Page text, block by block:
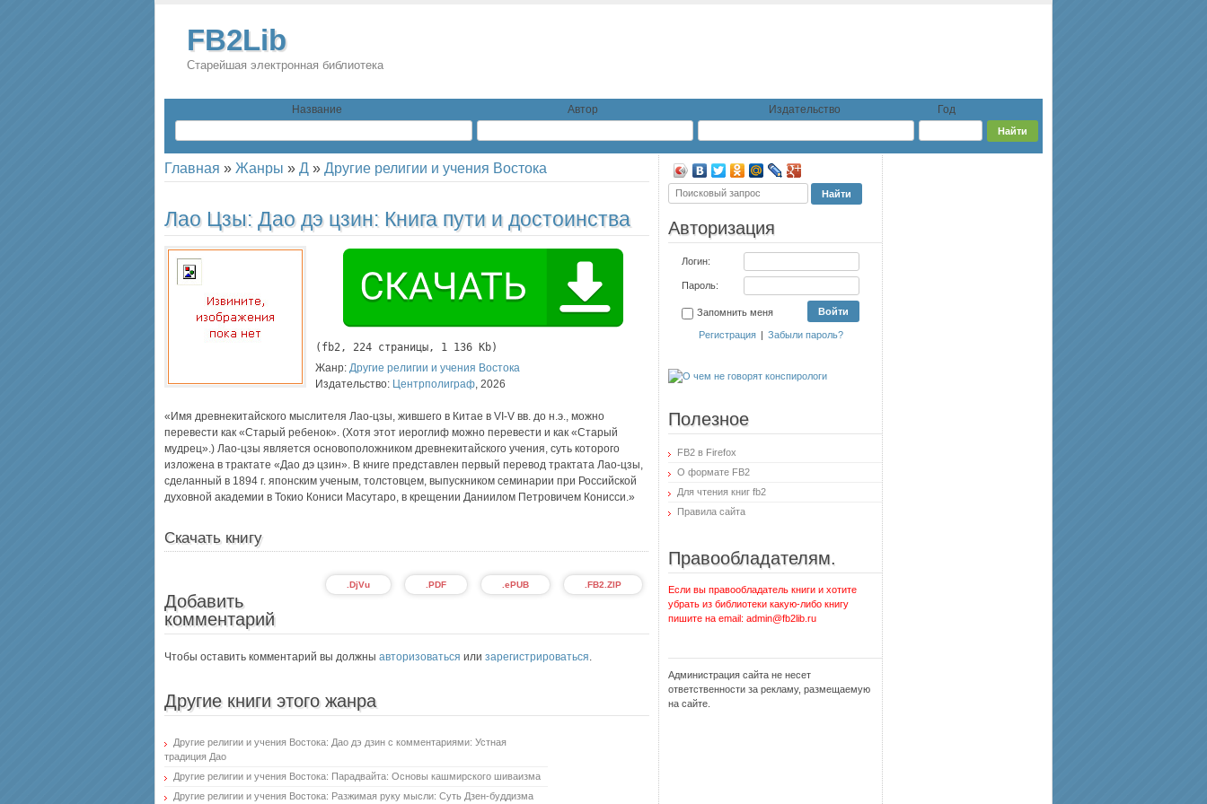
FB2Lib
Старейшая электронная библиотека
Название Автор Издательство Год
Главная » Жанры » Д » Другие религии и учения Востока
Лао Цзы: Дао дэ цзин: Книга пути и достоинства
( fb2, 224 страницы, 1 136 Kb)
Жанр: Другие религии и учения Востока
Издательство: Центрполиграф, 2026
«Имя древнекитайского мыслителя Лао-цзы, жившего в Китае в VI-V вв. до н.э., можно
перевести как «Старый ребенок». (Хотя этот иероглиф можно перевести и как «Старый
мудрец».) Лао-цзы является основоположником древнекитайского учения, суть которого
изложена в трактате «Дао дэ цзин». В книге представлен первый перевод трактата Лао-цзы,
сделанный в 1894 г. японским ученым, толстовцем, выпускником семинарии при Российской
духовной академии в Токио Кониси Масутаро, в крещении Даниилом Петровичем Конисси.»
Скачать книгу
.FB2.ZIP
.ePUB
.PDF
.DjVu
Добавить
комментарий
Чтобы оставить комментарий вы должны авторизоваться или зарегистрироваться.
Другие книги этого жанра
Другие религии и учения Востока: Дао дэ дзин с комментариями: Устная
традиция Дао
Другие религии и учения Востока: Парадвайта: Основы кашмирского шиваизма
Другие религии и учения Востока: Разжимая руку мысли: Суть Дзен-буддизма
Авторизация
Логин:
Пароль:
Запомнить меня
Регистрация | Забыли пароль?
Полезное
FB2 в Firefox
О формате FB2
Для чтения книг fb2
Правила сайта
Правообладателям.
Если вы правообладатель книги и хотите
убрать из библиотеки какую-либо книгу
пишите на email: admin@fb2lib.ru
Администрация сайта не несет
ответственности за рекламу, размещаемую
на сайте.